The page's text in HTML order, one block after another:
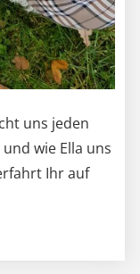
uns jeden
wie Ella uns
Ihr auf